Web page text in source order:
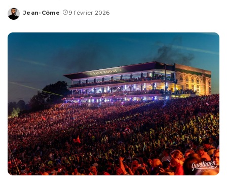
Posted
Jean-Côme 9 février 2026